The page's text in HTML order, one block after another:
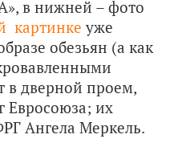
в нижней – фото
картинке уже
обезьян (а как
в дверной проем,
Евросоюза; их
Ангела Меркель.